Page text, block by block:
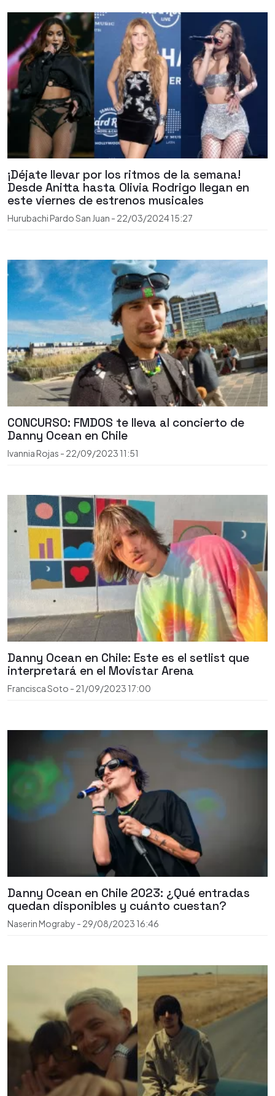
¡Déjate llevar por los ritmos de la semana!
Desde Anitta hasta Olivia Rodrigo llegan en
este viernes de estrenos musicales
Hurubachi Pardo San Juan - 22/03/202415:27
CONCURSO: FMDOS te lleva al concierto de
Danny Ocean en Chile
Ivannia Rojas - 22/09/2023 11:51
Danny Ocean en Chile: Este es el setlist que
interpretará en el Movistar Arena
Francisca Soto - 21/09/2023 17:00
Danny Ocean en Chile 2023: ¿Qué entradas
quedan disponibles y cuánto cuestan?
Naserin Mograby - 29/08/2023 16:46